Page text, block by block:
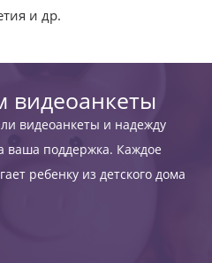
и др.
видеоанкеты
видеоанкеты и надежду
ваша поддержка. Каждое
ребенку из детского дома